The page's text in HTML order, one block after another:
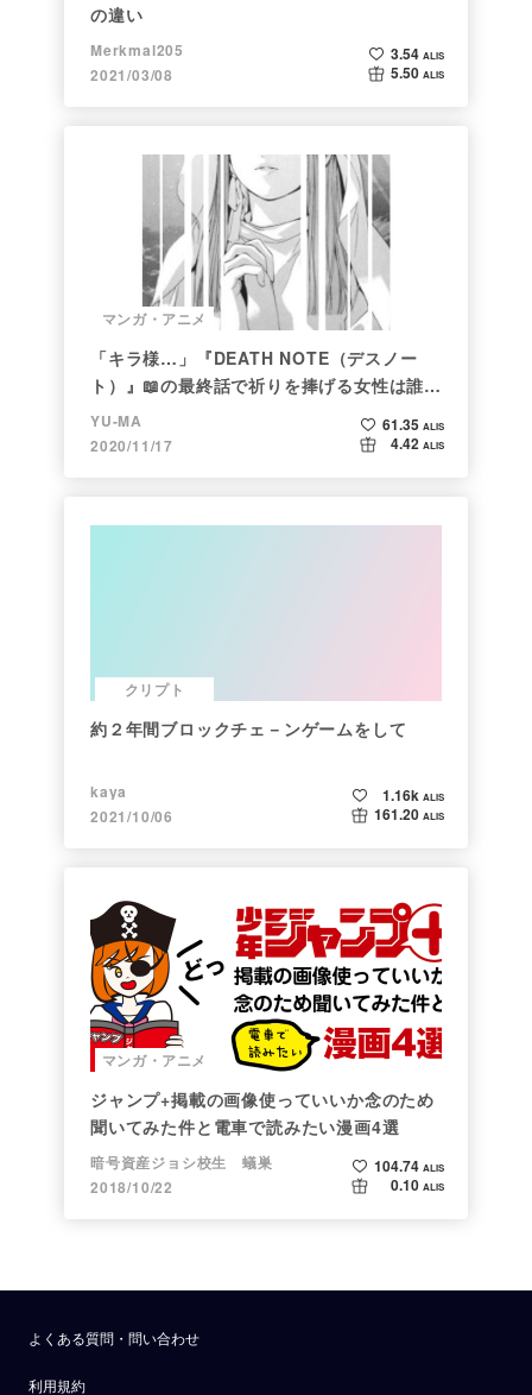
の違い
Merkmal205
2021/03/08
3.54 ALIS
5.50 ALIS
マンガ・アニメ
「キラ様…」『DEATH NOTE（デスノー
ト）』📖の最終話で祈りを捧げる女性は誰な
のか
YU-MA
2020/11/17
61.35 ALIS
4.42 ALIS
クリプト
約２年間ブロックチェ－ンゲームをして
kaya
2021/10/06
1.16k ALIS
161.20 ALIS
マンガ・アニメ
ジャンプ+掲載の画像使っていいか念のため
聞いてみた件と電車で読みたい漫画4選
暗号資産ジョシ校生 蟻巣
2018/10/22
104.74 ALIS
0.10 ALIS
よくある質問・問い合わせ
利用規約